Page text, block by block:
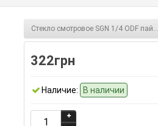
Стекло смотровое SGN 1/4 ODF пайка
322грн
Наличие: В наличии